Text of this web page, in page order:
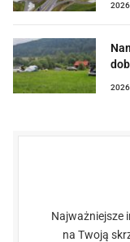
Najważniejsze
na Twoją